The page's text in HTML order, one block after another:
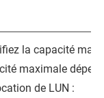
la capacité
maximale
de LUN :